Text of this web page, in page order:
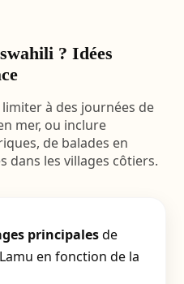
? Idées
à des journées de
mer, ou inclure
de balades en
dans les villages côtiers.
principalesde
en fonction de la